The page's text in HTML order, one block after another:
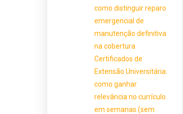
como distinguir reparo
emergencial de
manutenção definitiva
na cobertura
Certificados de
Extensão Universitária:
como ganhar
relevância no currículo
em semanas (sem